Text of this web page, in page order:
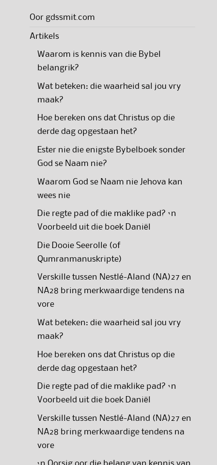
Oor gdssmit.com
Artikels
Waarom is kennis van die Bybel
belangrik?
Wat beteken: die waarheid sal jou vry
maak?
Hoe bereken ons dat Christus op die
derde dag opgestaan het?
Ester nie die enigste Bybelboek sonder
God se Naam nie?
Waarom God se Naam nie Jehova kan
wees nie
Die regte pad of die maklike pad? ‘n
Voorbeeld uit die boek Daniël
Die Dooie Seerolle (of
Qumranmanuskripte)
Verskille tussen Nestlé-Aland (NA)27 en
NA28 bring merkwaardige tendens na
vore
Wat beteken: die waarheid sal jou vry
maak?
Hoe bereken ons dat Christus op die
derde dag opgestaan het?
Die regte pad of die maklike pad? ‘n
Voorbeeld uit die boek Daniël
Verskille tussen Nestlé-Aland (NA)27 en
NA28 bring merkwaardige tendens na
vore